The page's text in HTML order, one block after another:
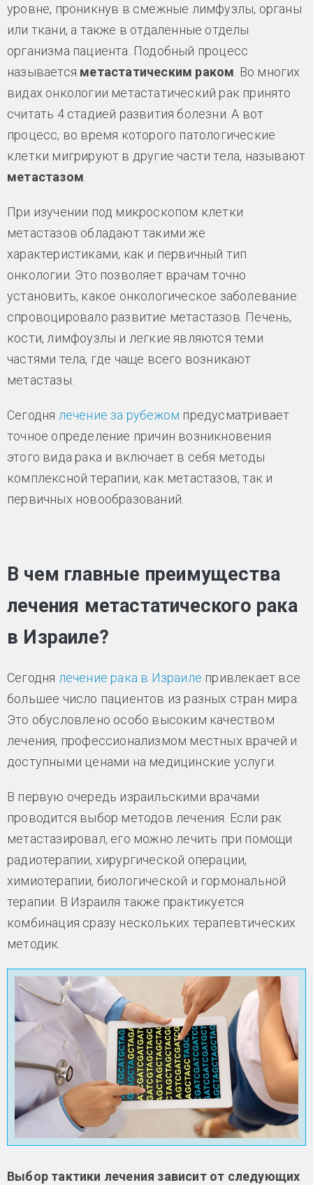
уровне, проникнув в смежные лимфузлы, органы
или ткани, а также в отдаленные отделы
организма пациента. Подобный процесс
называется метастатическим раком . Во многих
видах онкологии метастатический рак принято
считать 4 стадией развития болезни. А вот
процесс, во время которого патологические
клетки мигрируют в другие части тела, называют
метастазом
При изучении под микроскопом клетки
метастазов обладают такими же
характеристиками, как и первичный тип
онкологии. Это позволяет врачам точно
установить, какое онкологическое заболевание
спровоцировало развитие метастазов. Печень,
кости, лимфоузлы и легкие являются теми
частями тела, где чаще всего возникают
метастазы.
Сегодня лечение за рубежом предусматривает
точное определение причин возникновения
этого вида рака и включает в себя методы
комплексной терапии, как метастазов, так и
первичных новообразований.
В чем главные преимущества
лечения метастатического рака
в Израиле?
Сегодня лечение рака в Израиле привлекает все
большее число пациентов из разных стран мира.
Это обусловлено особо высоким качеством
лечения, профессионализмом местных врачей и
доступными ценами на медицинские услуги.
В первую очередь израильскими врачами
проводится выбор методов лечения. Если рак
метастазировал, его можно лечить при помощи
радиотерапии, хирургической операции,
химиотерапии, биологической и гормональной
терапии. В Израиля также практикуется
комбинация сразу нескольких терапевтических
методик.
Выбор тактики лечения зависит от следующих